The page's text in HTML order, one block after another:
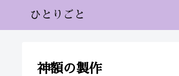
ひとりごと
神額の製作